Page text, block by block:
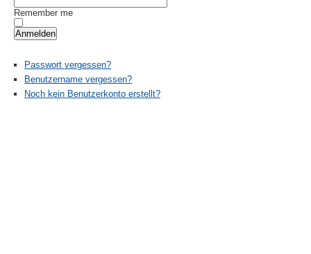
Remember me
Anmelden
Passwort vergessen?
Benutzername vergessen?
Noch kein Benutzerkonto erstellt?